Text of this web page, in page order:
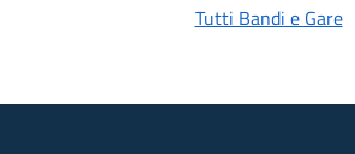
Tutti Bandi e Gare